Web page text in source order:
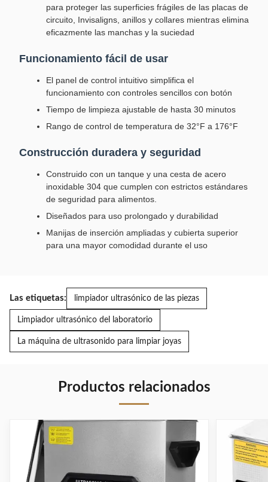
para proteger las superficies frágiles de las placas de
circuito, Invisaligns, anillos y collares mientras elimina
eficazmente las manchas y la suciedad
Funcionamiento fácil de usar
El panel de control intuitivo simplifica el
funcionamiento con controles sencillos con botón
Tiempo de limpieza ajustable de hasta 30 minutos
Rango de control de temperatura de 32°F a 176°F
Construcción duradera y seguridad
Construido con un tanque y una cesta de acero
inoxidable 304 que cumplen con estrictos estándares
de seguridad para alimentos.
Diseñados para uso prolongado y durabilidad
Manijas de inserción ampliadas y cubierta superior
para una mayor comodidad durante el uso
Las etiquetas: limpiador ultrasónico de las piezas
Limpiador ultrasónico del laboratorio
La máquina de ultrasonido para limpiar joyas
Productos relacionados